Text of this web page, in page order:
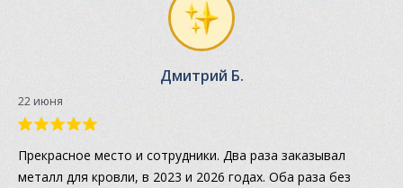
Дмитрий Б.
22 июня
Прекрасное место и сотрудники. Два раза заказывал
металл для кровли, в 2023 и 2026 годах. Оба раза без